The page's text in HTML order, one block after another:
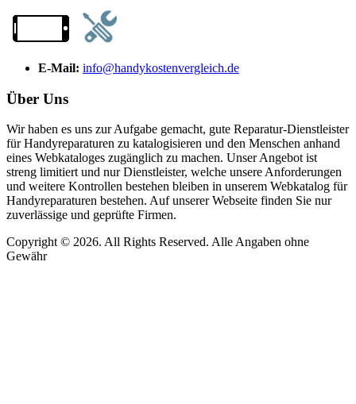
E-Mail: info@handykostenvergleich.de
Über Uns
Wir haben es uns zur Aufgabe gemacht, gute Reparatur-Dienstleister
für Handyreparaturen zu katalogisieren und den Menschen anhand
eines Webkataloges zugänglich zu machen. Unser Angebot ist
streng limitiert und nur Dienstleister, welche unsere Anforderungen
und weitere Kontrollen bestehen bleiben in unserem Webkatalog für
Handyreparaturen bestehen. Auf unserer Webseite finden Sie nur
zuverlässige und geprüfte Firmen.
Copyright © 2026. All Rights Reserved. Alle Angaben ohne
Gewähr